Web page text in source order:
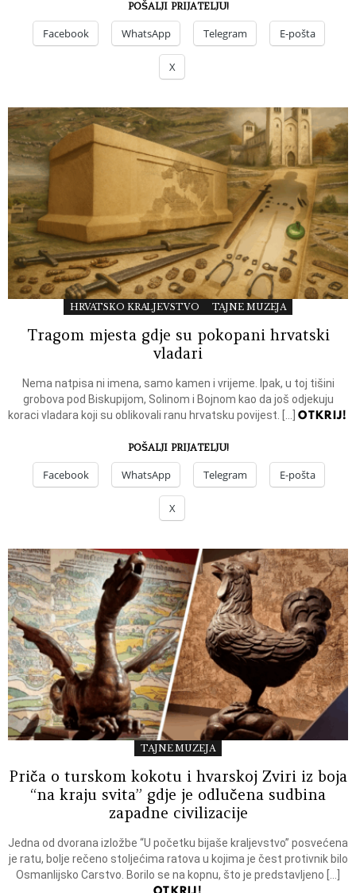
POŠALJI PRIJATELJU!
Facebook WhatsApp Telegram E-pošta
X
HRVATSKO KRALJEVSTVO TAJNE MUZEJA
Tragom mjesta gdje su pokopani hrvatski
vladari
Nema natpisa ni imena, samo kamen i vrijeme. Ipak, u toj tišini
grobova pod Biskupijom, Solinom i Bojnom kao da još odjekuju
koraci vladara koji su oblikovali ranu hrvatsku povijest. […]OTKRIJ!
POŠALJI PRIJATELJU!
Facebook WhatsApp Telegram E-pošta
X
TAJNE MUZEJA
Priča o turskom kokotu i hvarskoj Zviri iz boja
“na kraju svita” gdje je odlučena sudbina
zapadne civilizacije
Jedna od dvorana izložbe “U početku bijaše kraljevstvo” posvećena
je ratu, bolje rečeno stoljećima ratova u kojima je čest protivnik bilo
Osmanlijsko Carstvo. Borilo se na kopnu, što je predstavljeno […]